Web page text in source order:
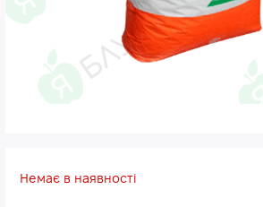
Немає в наявності